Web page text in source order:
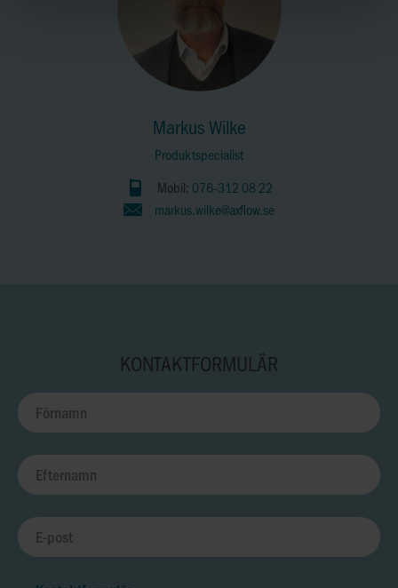
Markus Wilke
Produktspecialist
Mobil: 076-312 08 22
markus.wilke@axflow.se
KONTAKTFORMULÄR